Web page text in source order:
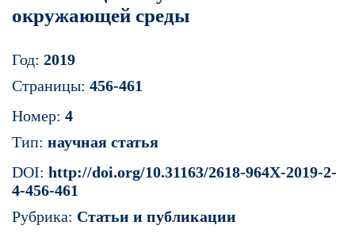
окружающей среды
Год: 2019
Страницы: 456-461
Номер: 4
Тип: научная статья
DOI: http://doi.org/10.31163/2618-964X-2019-2-
4-456-461
Рубрика: Статьи и публикации